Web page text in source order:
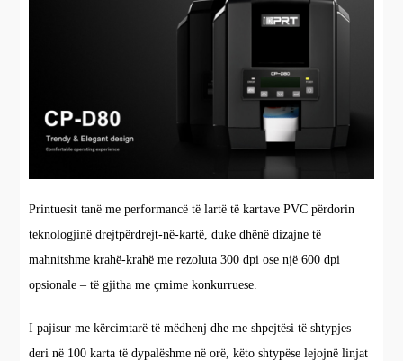
Printuesit tanë me performancë të lartë të kartave PVC përdorin
teknologjinë drejtpërdrejt-në-kartë, duke dhënë dizajne të
mahnitshme krahë-krahë me rezoluta 300 dpi ose një 600 dpi
opsionale – të gjitha me çmime konkurruese.
I pajisur me kërcimtarë të mëdhenj dhe me shpejtësi të shtypjes
deri në 100 karta të dypalëshme në orë, këto shtypëse lejojnë linjat